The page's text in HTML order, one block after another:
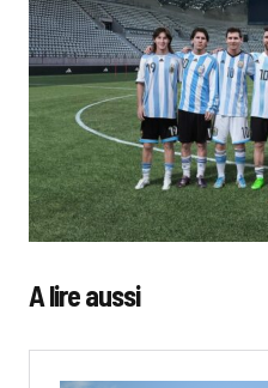
A lire aussi